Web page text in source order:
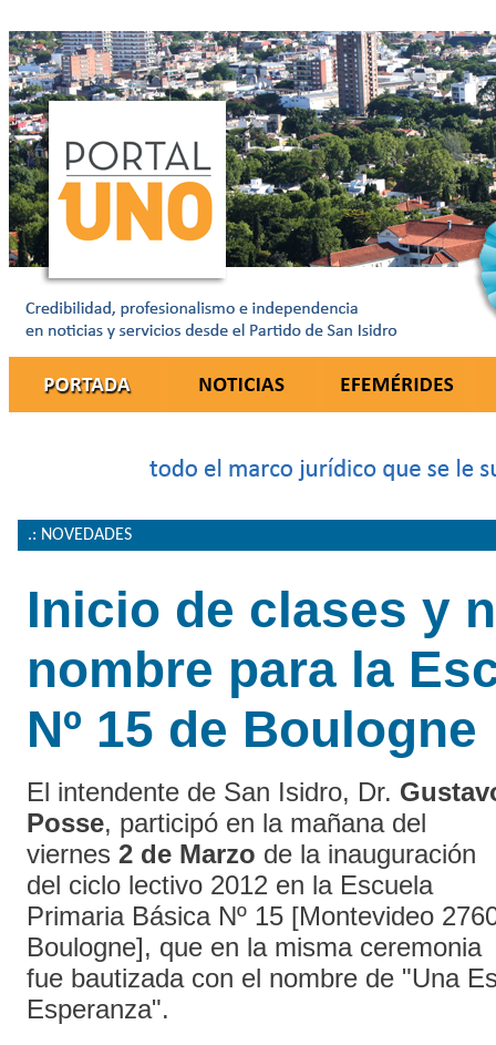
.: NOVEDADES
Inicio de clases y
nombre para la
Nº 15 de Boulogne
El intendente de San Isidro, Dr.
Posse, participó en la mañana del
viernes 2 de Marzo de la inauguración
del ciclo lectivo 2012 en la Escuela
Primaria Básica Nº 15 [Montevideo
Boulogne], que en la misma ceremonia
fue bautizada con el nombre de "Una
Esperanza".